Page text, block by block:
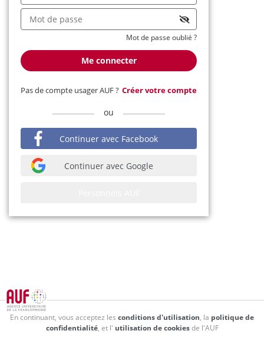
Continuer avec Facebook
Continuer avec Google
Mot de passe oublié ?
Me connecter
Pas de compte usager AUF ? Créer votre compte
ou
En continuant, vous acceptez les conditions d'utilisation, la politique de
confidentialité, et l' utilisation de cookiesde l'AUF